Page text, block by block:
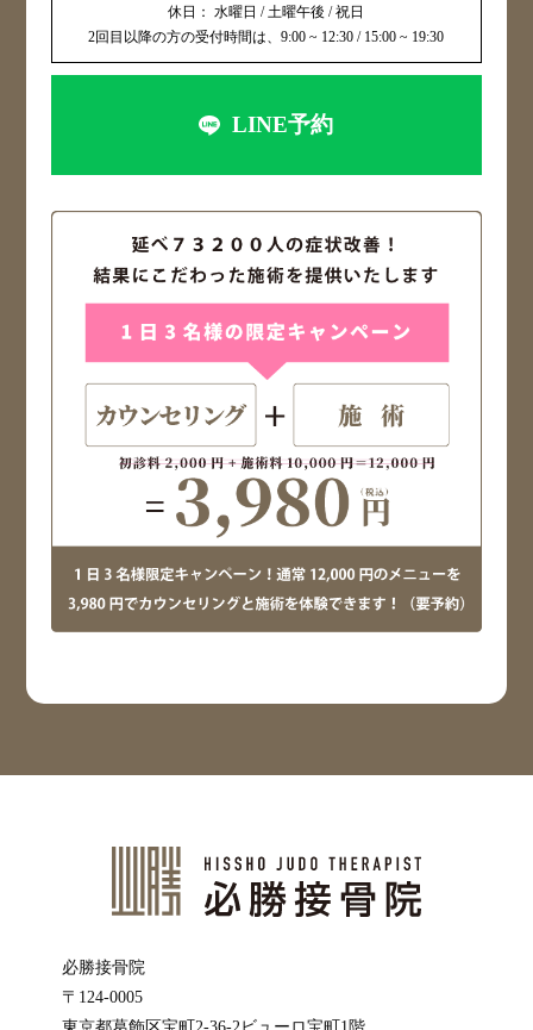
休日： 水曜日 / 土曜午後 / 祝日
2回目以降の方の受付時間は、9:00 ~ 12:30 / 15:00 ~ 19:30
LINE予約
必勝接骨院
〒124-0005